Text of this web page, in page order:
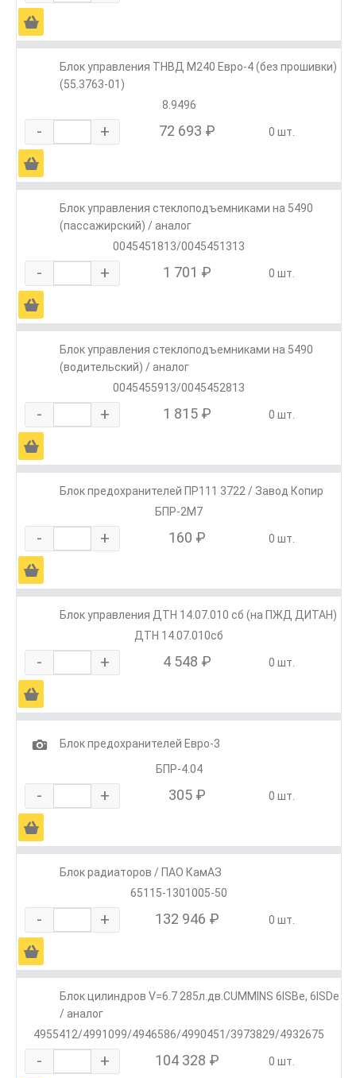
Ä
Блок управления ТНВД М240 Евро-4 (без прошивки)
(55.3763-01)
8.9496
- + 72 693 ₽ 0 шт.
Ä
Блок управления стеклоподъемниками на 5490
(пассажирский) / аналог
0045451813/0045451313
- + 1 701 ₽ 0 шт.
Ä
Блок управления стеклоподъемниками на 5490
(водительский) / аналог
0045455913/0045452813
- + 1 815 ₽ 0 шт.
Ä
Блок предохранителей ПР111 3722 / Завод Копир
БПР-2М7
- + 160 ₽ 0 шт.
Ä
Блок управления ДТН 14.07.010 сб (на ПЖД ДИТАН)
ДТН 14.07.010сб
- + 4 548 ₽ 0 шт.
Ä
1
Блок предохранителей Евро-3
БПР-4.04
- + 305 ₽ 0 шт.
Ä
Блок радиаторов / ПАО КамАЗ
65115-1301005-50
- + 132 946 ₽ 0 шт.
Ä
Блок цилиндров V=6.7 285л.дв.CUMMINS 6ISBe, 6ISDe
/ аналог
4955412/4991099/4946586/4990451/3973829/4932675
- + 104 328 ₽ 0 шт.